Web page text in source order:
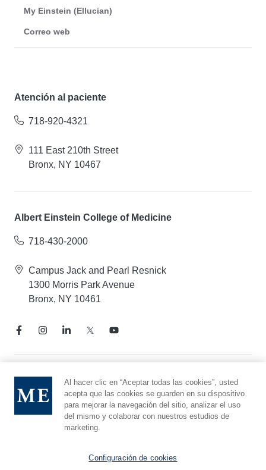
My Einstein (Ellucian)
Correo web
Atención al paciente
718-920-4321
111 East 210th Street
Bronx, NY 10467
Albert Einstein College of Medicine
718-430-2000
Campus Jack and Pearl Resnick
1300 Morris Park Avenue
Bronx, NY 10461
Aviso de prácticas de privacidad
Línea directa de cumplimiento
Denunciar maltrato
Preferencias de cookies
Al hacer clic en “Aceptar todas las cookies”, usted
acepta que las cookies se guarden en su dispositivo
para mejorar la navegación del sitio, analizar el uso
del mismo y colaborar con nuestros estudios de
marketing.
Configuración de cookies